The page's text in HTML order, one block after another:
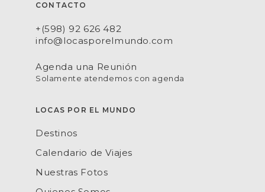
CONTACTO
+(598) 92 626 482
info@locasporelmundo.com
Agenda una Reunión
Solamente atendemos con agenda
LOCAS POR EL MUNDO
Destinos
Calendario de Viajes
Nuestras Fotos